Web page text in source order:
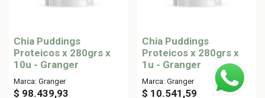
Chia Puddings
Proteicos x 280grs x
10u - Granger
Marca: Granger
$ 98.439,93
Chia Puddings
Proteicos x 280grs x
1u - Granger
Marca: Granger
$ 10.541,59